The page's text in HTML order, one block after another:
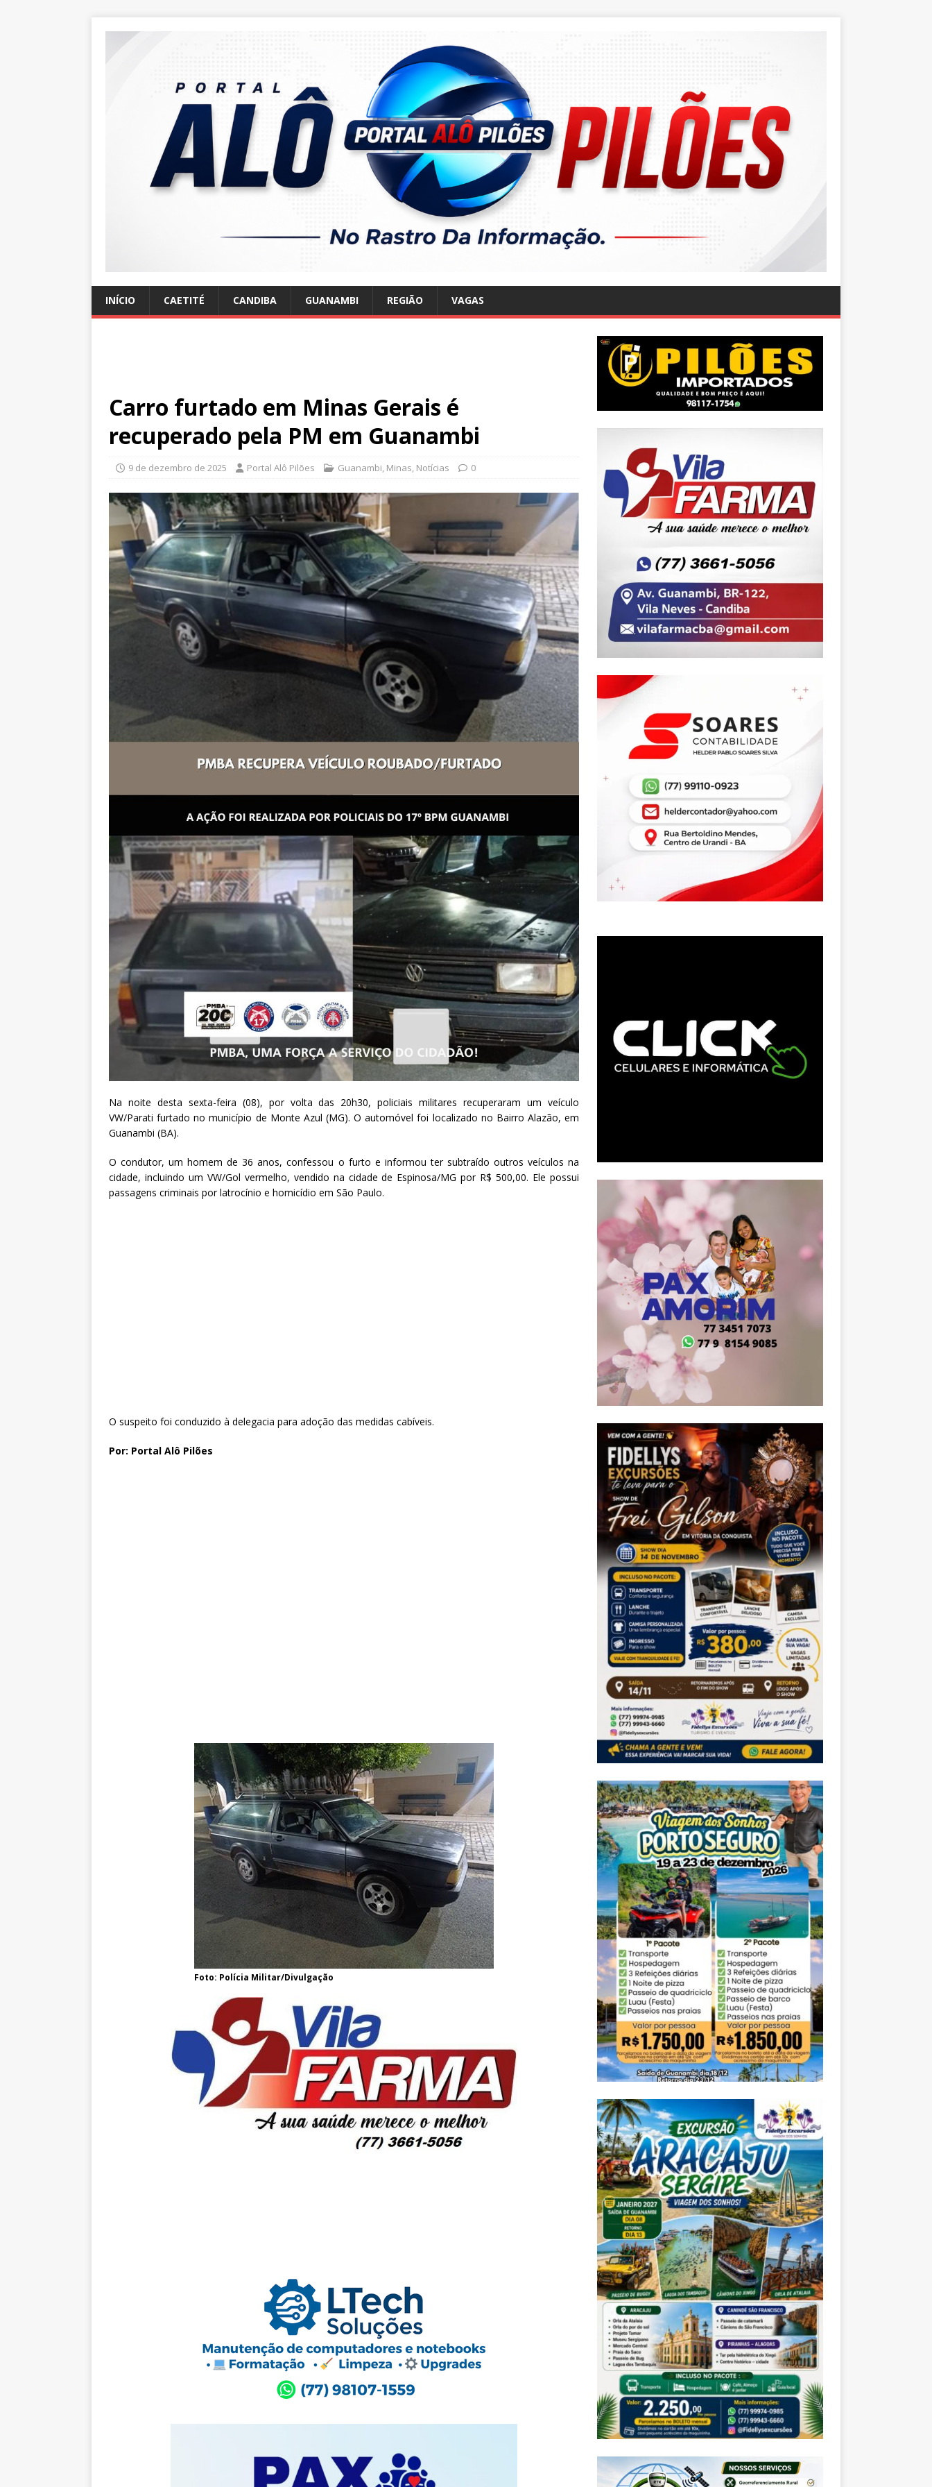
INÍCIO CAETITÉ CANDIBA GUANAMBI REGIÃO VAGAS
Carro furtado em Minas Gerais é
recuperado pela PM em Guanambi
9 de dezembro de 2025 Portal Alô Pilões Guanambi, Minas, Notícias 0
Na noite desta sexta-feira (08), por volta das 20h30, policiais militares recuperaram um veículo
VW/Parati furtado no município de Monte Azul (MG). O automóvel foi localizado no Bairro Alazão, em
Guanambi (BA).
O condutor, um homem de 36 anos, confessou o furto e informou ter subtraído outros veículos na
cidade, incluindo um VW/Gol vermelho, vendido na cidade de Espinosa/MG por R$ 500,00. Ele possui
passagens criminais por latrocínio e homicídio em São Paulo.
O suspeito foi conduzido à delegacia para adoção das medidas cabíveis.
Por: Portal Alô Pilões
Foto: Polícia Militar/Divulgação